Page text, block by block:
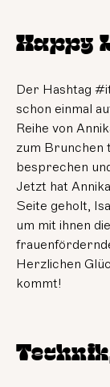
Happy
Der Hashtag
schon einmal
Reihe von
zum Brunchen
besprechen
Jetzt hat
Seite geholt,
um mit ihnen
Herzlichen
kommt!